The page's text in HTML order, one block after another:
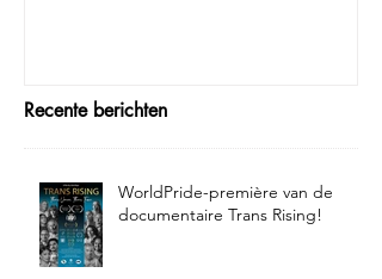
Recente berichten
WorldPride-première van de
documentaire Trans Rising!